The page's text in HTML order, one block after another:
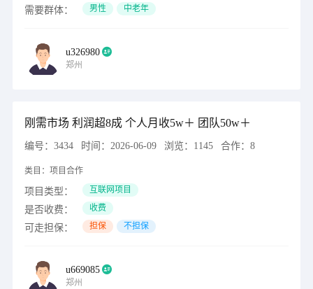
需要群体： 男性 中老年
u326980
郑州
刚需市场 利润超8成 个人月收5w＋ 团队50w＋
编号： 3434 时间： 2026-06-09 浏览： 1145 合作： 8
类目： 项目合作
项目类型： 互联网项目
是否收费： 收费
可走担保： 担保 不担保
u669085
郑州